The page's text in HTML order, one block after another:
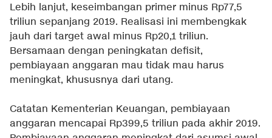
Lebih lanjut, keseimbangan primer minus Rp77,5
triliun sepanjang 2019. Realisasi ini membengkak
jauh dari target awal minus Rp20,1 triliun.
Bersamaan dengan peningkatan defisit,
pembiayaan anggaran mau tidak mau harus
meningkat, khususnya dari utang.
Catatan Kementerian Keuangan, pembiayaan
anggaran mencapai Rp399,5 triliun pada akhir 2019.